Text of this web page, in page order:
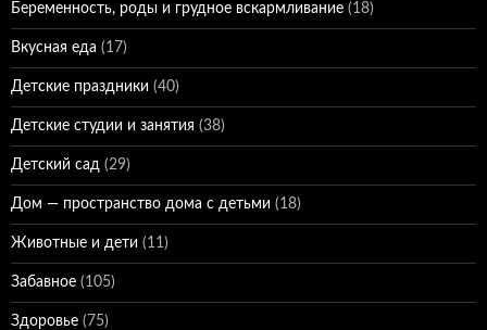
Беременность, роды и грудное вскармливание (18)
Вкусная еда (17)
Детские праздники (40)
Детские студии и занятия (38)
Детский сад (29)
Дом — пространство дома с детьми (18)
Животные и дети (11)
Забавное (105)
Здоровье (75)